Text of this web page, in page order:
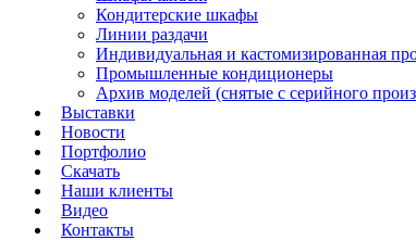
Кондитерские шкафы
Линии раздачи
Индивидуальная и кастомизированная
Промышленные кондиционеры
Архив моделей (снятые с серийного
Выставки
Новости
Портфолио
Скачать
Наши клиенты
Видео
Контакты